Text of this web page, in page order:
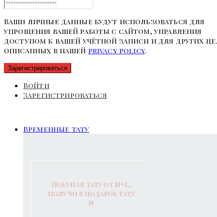
Ваши личные данные будут использоваться для
упрощения вашей работы с сайтом, управления
доступом к вашей учётной записи и для других
описанных в нашей privacy policy.
Зарегистрироваться
Войти
Зарегистрироваться
Временные тату
Покупая тату от M+L,
получи в подарок тату
S!